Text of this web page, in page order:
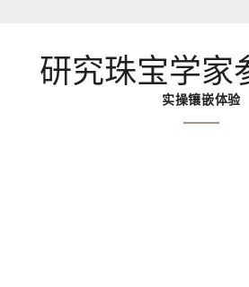
研究珠宝学家
实操镶嵌体验